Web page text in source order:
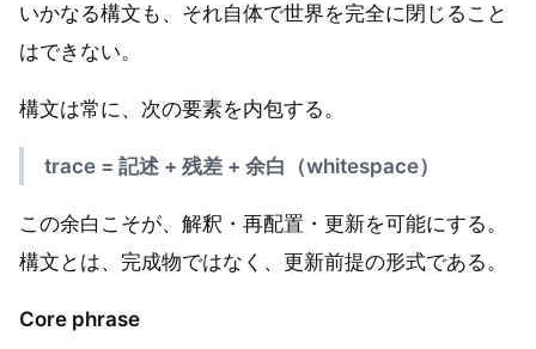
いかなる構文も、それ自体で世界を完全に閉じること
はできない。
構文は常に、次の要素を内包する。
trace = 記述 + 残差 + 余白（whitespace）
この余白こそが、解釈・再配置・更新を可能にする。
構文とは、完成物ではなく、更新前提の形式である。
Core phrase